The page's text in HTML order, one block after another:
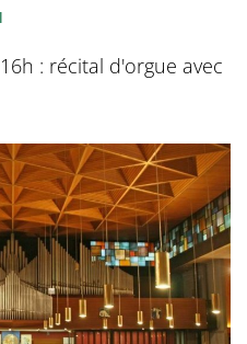
: récital d'orgue avec